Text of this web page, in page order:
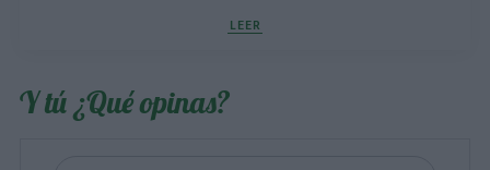
LEER
Y tú ¿Qué opinas?